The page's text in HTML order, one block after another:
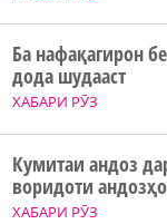
ХАБАРИ РӮЗ
Ба нафақагирон
дода шудааст
ХАБАРИ РӮЗ
Кумитаи андоз
воридоти